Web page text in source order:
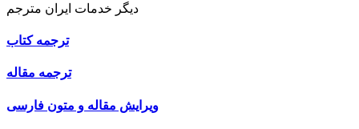
دیگر خدمات ایران مترجم
ترجمه کتاب
ترجمه مقاله
ویرایش مقاله و متون فارسی